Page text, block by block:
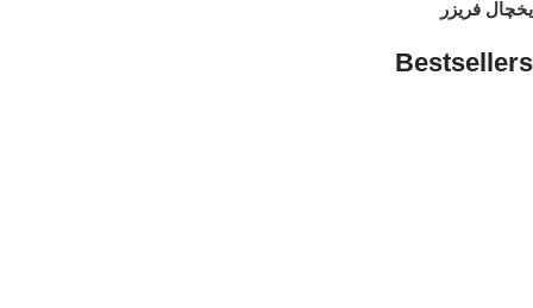
یخچال فریزر
Bestsellers